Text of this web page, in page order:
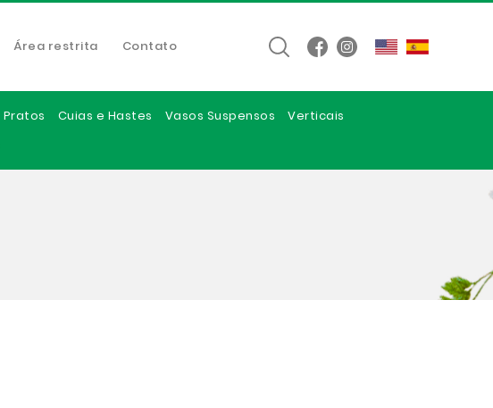
Área restrita Contato
Pratos Cuias e Hastes Vasos Suspensos
Verticais